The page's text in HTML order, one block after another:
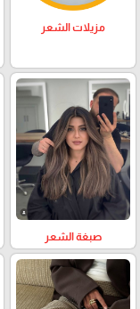
مزيلات الشعر
صبغة الشعر